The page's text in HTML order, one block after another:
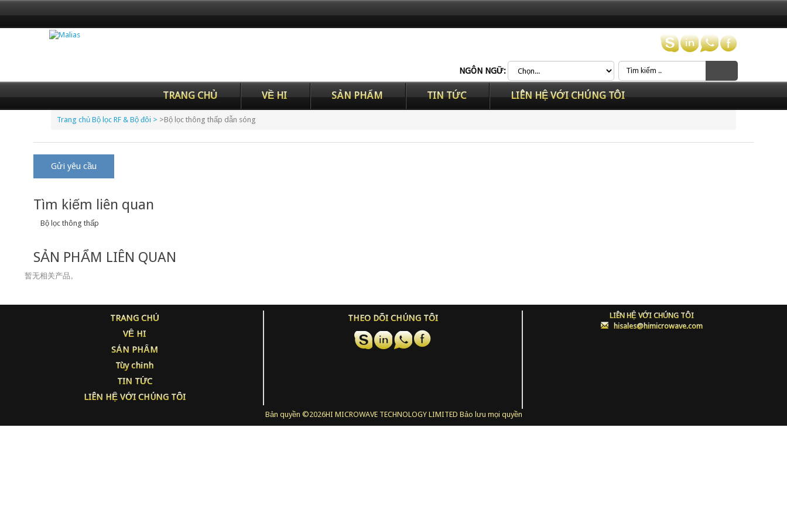
NGÔN NGỮ:
TRANG CHỦ VỀ HI SẢN PHẨM TIN TỨC LIÊN HỆ VỚI CHÚNG TÔI
Trang chủ Bộ lọc RF & Bộ đôi > >Bộ lọc thông thấp dẫn sóng
Gửi yêu cầu
Tìm kiếm liên quan
Bộ lọc thông thấp
SẢN PHẨM LIÊN QUAN
暂无相关产品。
TRANG CHỦ
VỀ HI
SẢN PHẨM
Tùy chỉnh
TIN TỨC
LIÊN HỆ VỚI CHÚNG TÔI
THEO DÕI CHÚNG TÔI
LIÊN HỆ VỚI CHÚNG TÔI
:hisales@himicrowave.com
Bản quyền ©2026HI MICROWAVE TECHNOLOGY LIMITED Bảo lưu mọi quyền